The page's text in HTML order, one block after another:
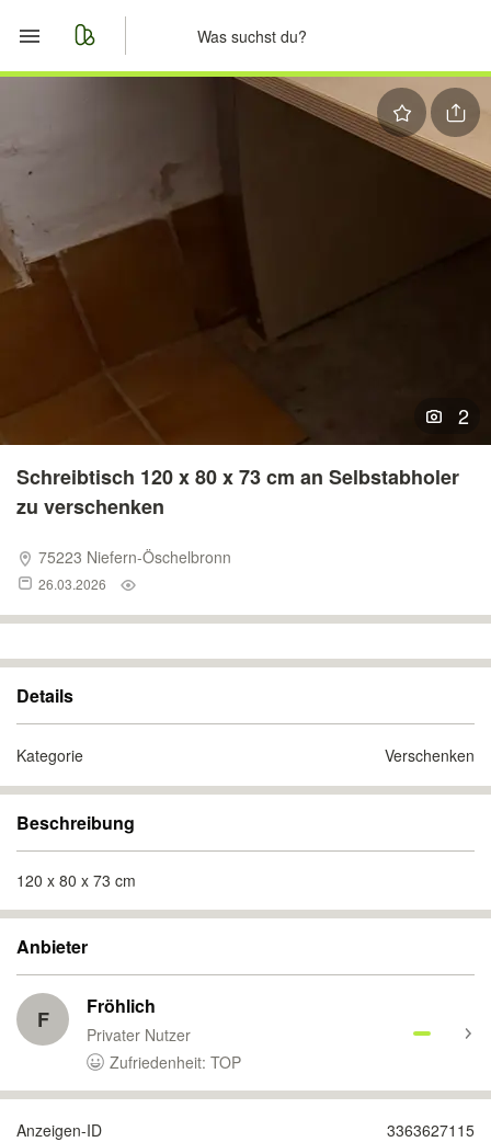
Nachrichten
Anzeige aufgeben
2
Schreibtisch 120 x 80 x 73 cm an Selbstabholer
zu verschenken
75223 Niefern-Öschelbronn
26.03.2026
Details
Kategorie Verschenken
Beschreibung
120 x 80 x 73 cm
Anbieter
F Fröhlich
Privater Nutzer
Zufriedenheit: TOP
Anzeigen-ID 3363627115